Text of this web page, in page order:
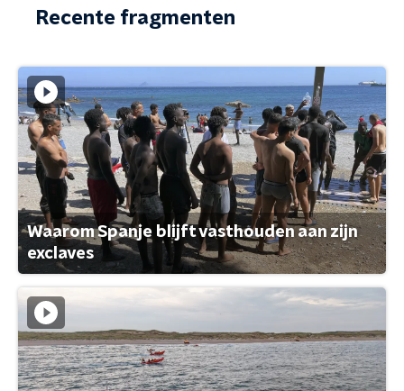
Recente fragmenten
Waarom Spanje blijft vasthouden aan zijn
exclaves